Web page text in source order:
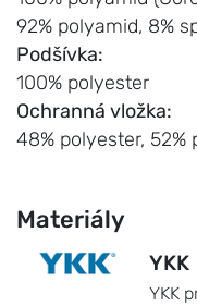
92% polyamid, 8%
Podšívka:
100% polyester
Ochranná vložka:
48% polyester, 52%
Materiály
YKK
YKK